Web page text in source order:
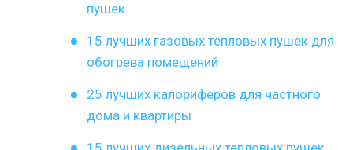
пушек
15 лучших газовых тепловых пушек для
обогрева помещений
25 лучших калориферов для частного
дома и квартиры